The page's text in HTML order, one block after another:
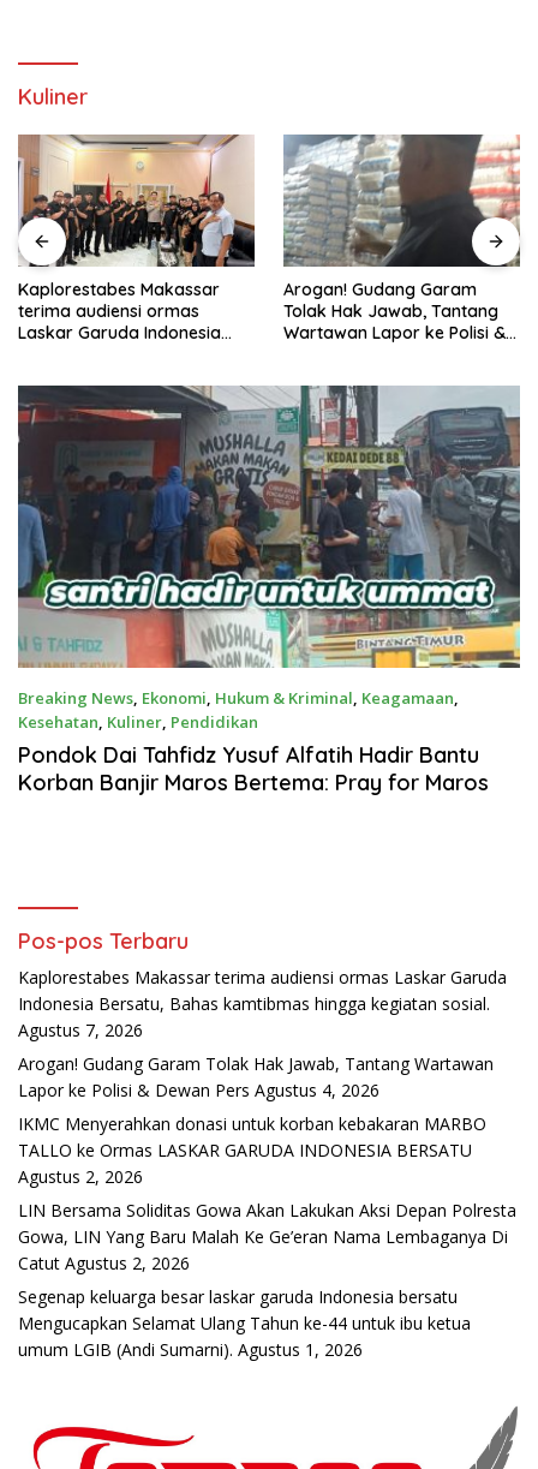
Kuliner
Arogan! Gudang Garam
Tolak Hak Jawab, Tantang
Wartawan Lapor ke Polisi &
IKMC Menyerahkan donasi
untuk korban kebakaran
MARBO TALLO ke Ormas
Breaking News, Ekonomi, Hukum & Kriminal, Keagamaan,
Kesehatan, Kuliner, Pendidikan
Februari 12, 2025
Pondok Dai Tahfidz Yusuf Alfatih Hadir Bantu
Korban Banjir Maros Bertema: Pray for Maros
Pos-pos Terbaru
Kaplorestabes Makassar terima audiensi ormas Laskar Garuda
Indonesia Bersatu, Bahas kamtibmas hingga kegiatan sosial.
Agustus 7, 2026
Arogan! Gudang Garam Tolak Hak Jawab, Tantang Wartawan
Lapor ke Polisi & Dewan Pers Agustus 4, 2026
IKMC Menyerahkan donasi untuk korban kebakaran MARBO
TALLO ke Ormas LASKAR GARUDA INDONESIA BERSATU
Agustus 2, 2026
LIN Bersama Soliditas Gowa Akan Lakukan Aksi Depan Polresta
Gowa, LIN Yang Baru Malah Ke Ge’eran Nama Lembaganya Di
Catut Agustus 2, 2026
Segenap keluarga besar laskar garuda Indonesia bersatu
Mengucapkan Selamat Ulang Tahun ke-44 untuk ibu ketua
umum LGIB (Andi Sumarni). Agustus 1, 2026